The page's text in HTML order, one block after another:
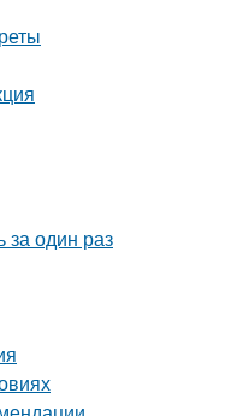
за один раз